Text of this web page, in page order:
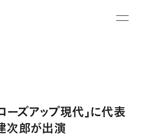
ーズアップ現代」に代表
次郎が出演